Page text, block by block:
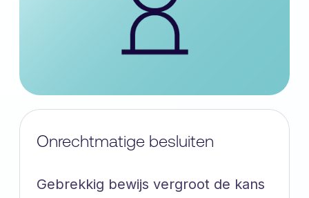
Onrechtmatige besluiten
Gebrekkig bewijs vergroot de kans